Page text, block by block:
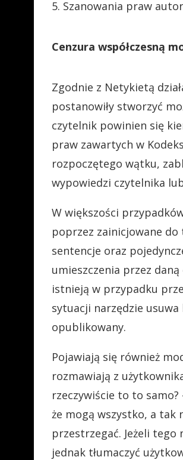
5. Szanowania praw
Cenzura współczesną
Zgodnie z Netykietą
postanowiły stworzyć
czytelnik powinien się
praw zawartych w
rozpoczętego wątku,
wypowiedzi czytelnika
W większości
poprzez zainicjowane
sentencje oraz
umieszczenia przez
istnieją w przypadku
sytuacji narzędzie
opublikowany.
Pojawiają się również
rozmawiają z
rzeczywiście to to
że mogą wszystko, a
przestrzegać. Jeżeli
jednak tłumaczyć